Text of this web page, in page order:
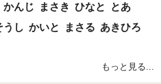
かんじ まさき ひなと
とあ
うし かいと まさる あきひろ
もっと見る...